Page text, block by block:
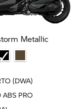
Metallic
(DWA)
ABS PRO